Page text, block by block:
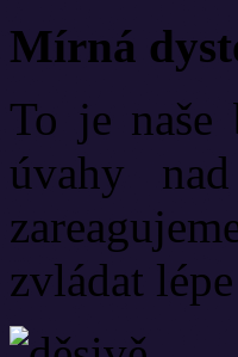
Mírná
To je naše
úvahy
zvládat